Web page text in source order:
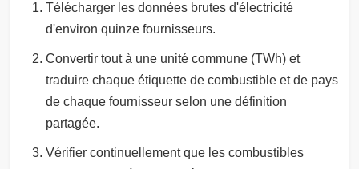
Télécharger les données brutes d'électricité
d'environ quinze fournisseurs.
Convertir tout à une unité commune (TWh) et
traduire chaque étiquette de combustible et de pays
de chaque fournisseur selon une définition
partagée.
Vérifier continuellement que les combustibles